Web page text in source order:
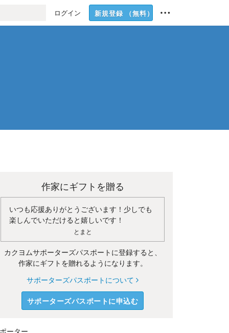
ログイン 新規登録 （無料）
作家にギフトを贈る
いつも応援ありがとうございます！少しでも
楽しんでいただけると嬉しいです！
とまと
カクヨムサポーターズパスポートに登録すると、
作家にギフトを贈れるようになります。
サポーターズパスポートについて
サポーターズパスポートに申込む
ーター